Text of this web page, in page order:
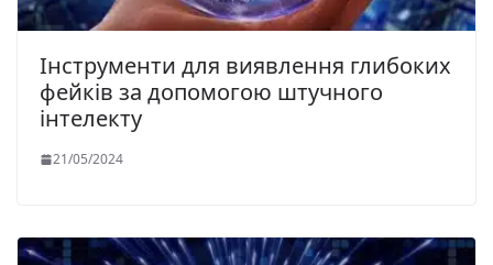
Інструменти для виявлення глибоких
фейків за допомогою штучного
інтелекту
21/05/2024